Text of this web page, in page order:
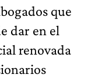
que
dar en el
renovada